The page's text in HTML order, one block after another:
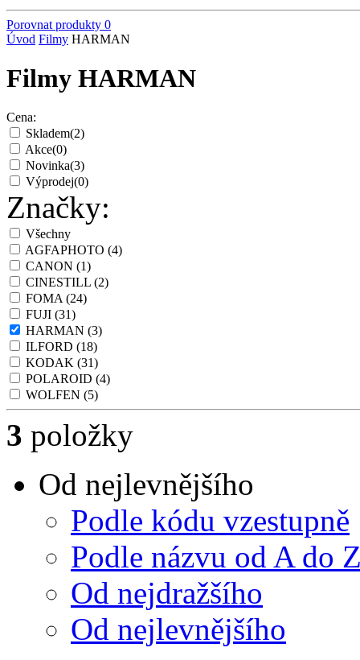
Porovnat produkty 0
Úvod Filmy HARMAN
Filmy HARMAN
Cena:
Skladem(2)
Akce(0)
Novinka(3)
Výprodej(0)
Značky:
Všechny
AGFAPHOTO (4)
CANON (1)
CINESTILL (2)
FOMA(24)
FUJI (31)
HARMAN (3)
ILFORD (18)
KODAK (31)
POLAROID (4)
WOLFEN (5)
3 položky
Od nejlevnějšího
Podle kódu vzestupně
Podle názvu od A do
Od nejdražšího
Od nejlevnějšího